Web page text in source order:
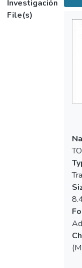
Investigación
File(s)